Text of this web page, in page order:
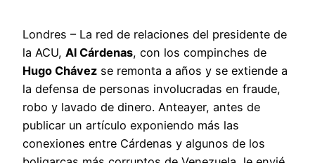
Londres – La red de relaciones del presidente de
la ACU, Al Cárdenas, con los compinches de
Hugo Chávez se remonta a años y se extiende a
la defensa de personas involucradas en fraude,
robo y lavado de dinero. Anteayer, antes de
publicar un artículo exponiendo más las
conexiones entre Cárdenas y algunos de los